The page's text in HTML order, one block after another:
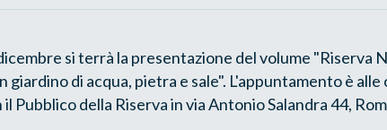
si terrà la presentazione del volume "Riserva
giardino di acqua, pietra e sale". L'appuntamento è
Pubblico della Riserva in via Antonio Salandra 44,